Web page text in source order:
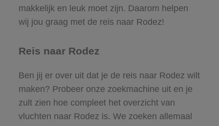
makkelijk en leuk moet zijn. Daarom helpen
wij jou graag met de reis naar Rodez!
Reis naar Rodez
Ben jij er over uit dat je de reis naar Rodez wilt
maken? Probeer onze zoekmachine uit en je
zult zien hoe compleet het overzicht van
vluchten naar Rodez is. We zoeken allemaal